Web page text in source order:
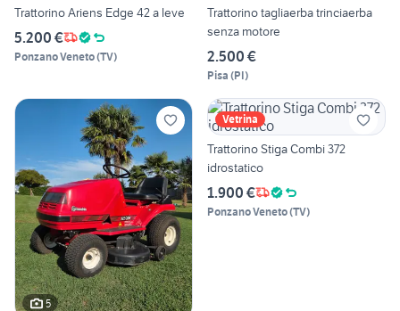
Trattorino Ariens Edge 42 a leve
5.200 €
Ponzano Veneto(TV)
Trattorino tagliaerba trinciaerba
senza motore
2.500 €
Pisa (PI)
5
Vetrina
Trattorino Stiga Combi 372
idrostatico
1.900 €
Ponzano Veneto(TV)